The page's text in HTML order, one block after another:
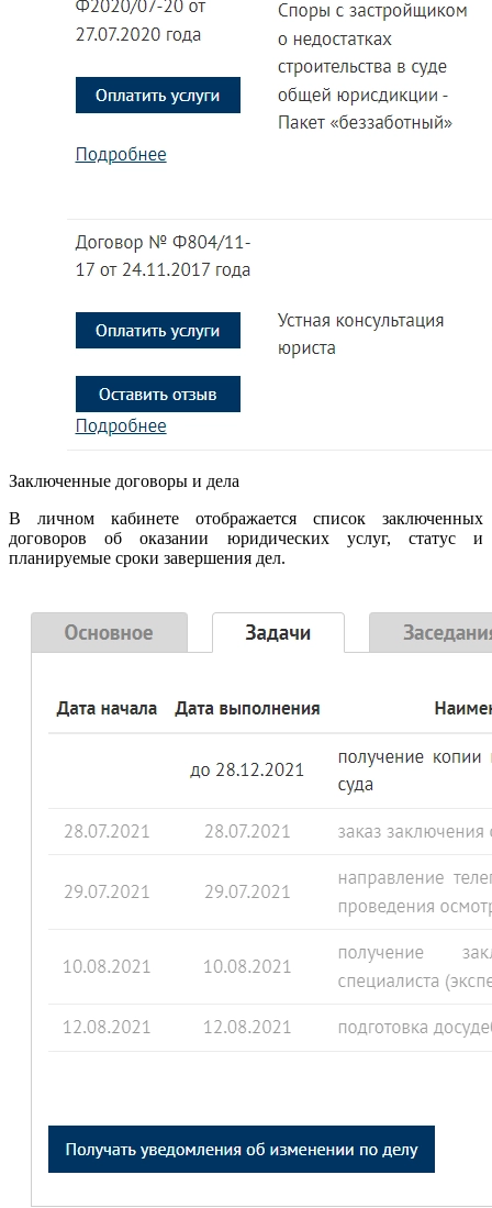
Заключенные договоры и дела
В личном кабинете отображается список заключенных
договоров об оказании юридических услуг, статус и
планируемые сроки завершения дел.